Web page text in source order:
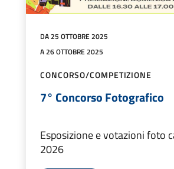
DA 25 OTTOBRE 2025
A 26 OTTOBRE 2025
CONCORSO/COMPETIZIONE
7° Concorso Fotografico
Esposizione e votazioni foto
2026